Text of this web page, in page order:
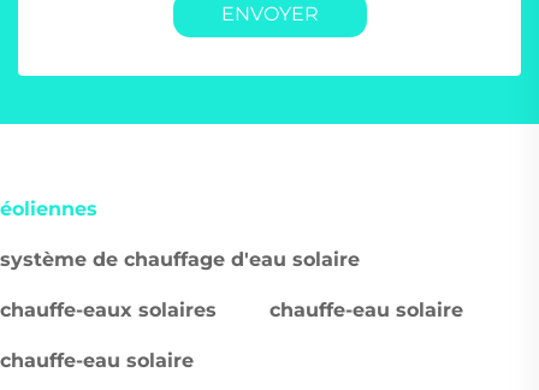
ENVOYER
éoliennes
système de chauffage d'eau solaire
chauffe-eaux solaires chauffe-eau solaire
chauffe-eau solaire